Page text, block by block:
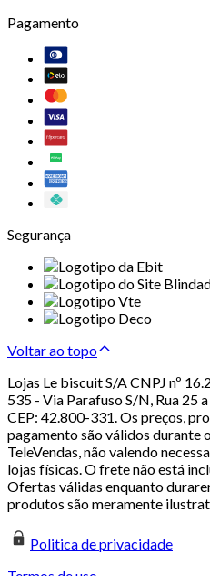
Pagamento
Segurança
Voltar ao topo
Lojas Le biscuit S/A CNPJ nº
535 - Via Parafuso S/N, Rua 25
CEP: 42.800-331. Os preços,
pagamento são válidos durante
TeleVendas, não valendo
lojas físicas. O frete não está
Ofertas válidas enquanto
produtos são meramente
Politica de privacidade